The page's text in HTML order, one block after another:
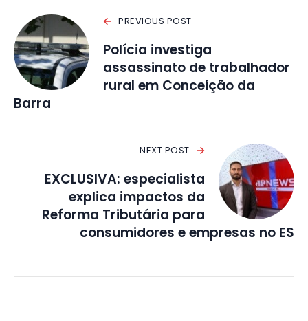
PREVIOUS POST
Polícia investiga
assassinato de trabalhador
rural em Conceição da
Barra
NEXT POST
EXCLUSIVA: especialista
explica impactos da
Reforma Tributária para
consumidores e empresas no ES